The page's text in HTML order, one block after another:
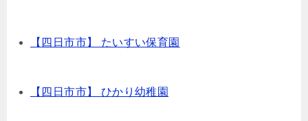
【四日市市】 たいすい保育園
【四日市市】 ひかり幼稚園